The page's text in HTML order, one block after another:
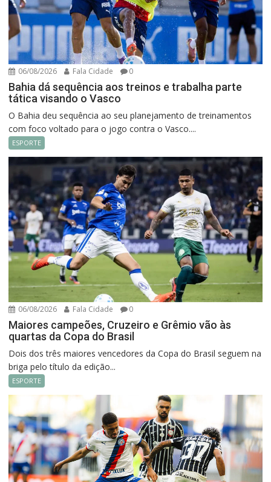
06/08/2026 Fala Cidade 0
Bahia dá sequência aos treinos e trabalha parte
tática visando o Vasco
O Bahia deu sequência ao seu planejamento de treinamentos
com foco voltado para o jogo contra o Vasco....
ESPORTE
06/08/2026 Fala Cidade 0
Maiores campeões, Cruzeiro e Grêmio vão às
quartas da Copa do Brasil
Dois dos três maiores vencedores da Copa do Brasil seguem na
briga pelo título da edição...
ESPORTE